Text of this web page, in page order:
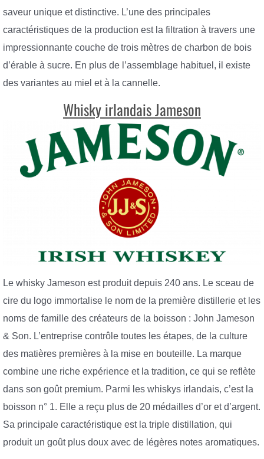
saveur unique et distinctive. L’une des principales
caractéristiques de la production est la filtration à travers une
impressionnante couche de trois mètres de charbon de bois
d’érable à sucre. En plus de l’assemblage habituel, il existe
des variantes au miel et à la cannelle.
Whisky irlandais Jameson
Le whisky Jameson est produit depuis 240 ans. Le sceau de
cire du logo immortalise le nom de la première distillerie et les
noms de famille des créateurs de la boisson : John Jameson
& Son. L’entreprise contrôle toutes les étapes, de la culture
des matières premières à la mise en bouteille. La marque
combine une riche expérience et la tradition, ce qui se reflète
dans son goût premium. Parmi les whiskys irlandais, c’est la
boisson n° 1. Elle a reçu plus de 20 médailles d’or et d’argent.
Sa principale caractéristique est la triple distillation, qui
produit un goût plus doux avec de légères notes aromatiques.